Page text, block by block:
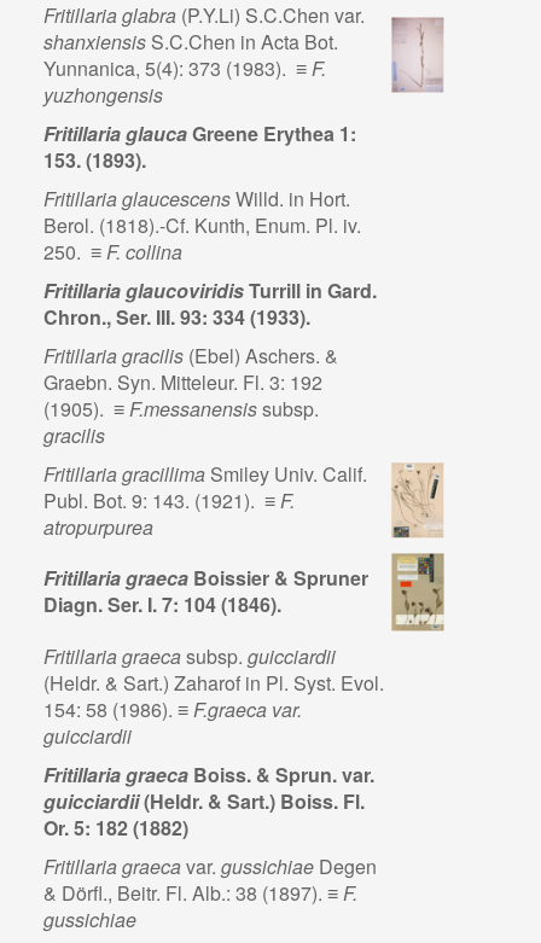
Fritillaria glabra (P.Y.Li) S.C.Chen var.
shanxiensis S.C.Chen in Acta Bot.
Yunnanica, 5(4): 373 (1983). ≡F.
yuzhongensis
Fritillaria glaucaGreene Erythea 1:
153. (1893).
Fritillaria glaucescensWilld. in Hort.
Berol. (1818).-Cf. Kunth, Enum. Pl. iv.
250. ≡F. collina
Fritillaria glaucoviridisTurrill in Gard.
Chron., Ser. III. 93: 334 (1933).
Fritillaria gracilis (Ebel) Aschers. &
Graebn. Syn. Mitteleur. Fl. 3: 192
(1905). ≡F.messanensissubsp.
gracilis
Fritillaria gracillima Smiley Univ. Calif.
Publ. Bot. 9: 143. (1921). ≡F.
atropurpurea
Fritillaria graeca Boissier & Spruner
Diagn. Ser. I. 7: 104 (1846).
Fritillaria graecasubsp. guicciardii
(Heldr. & Sart.) Zaharof in Pl. Syst. Evol.
154: 58 (1986). ≡F.graeca var.
guicciardii
Fritillaria graeca Boiss. & Sprun. var.
guicciardii(Heldr. & Sart.) Boiss. Fl.
Or. 5: 182 (1882)
Fritillaria graecavar. gussichiae Degen
& Dörfl., Beitr. Fl. Alb.: 38 (1897). ≡F.
gussichiae